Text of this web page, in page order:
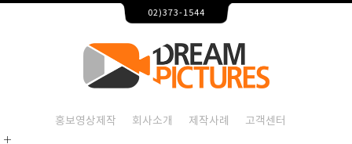
일룸 모델 공유의 인터뷰 영상 – 홍보영상제작 드림픽쳐스
일룸 모델 공유의 인터뷰 영상,홍보영상제작,홍보영상제
일룸 모델 공유의 인터뷰 영
일룸 모델 공유의 인터뷰 영상,홍보영상제작,홍보영상제
02)373-1544
홍보영상제작 회사소개 제작사례 고객센터